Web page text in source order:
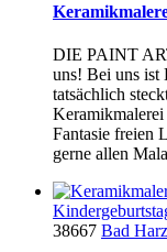
DIE PAINT
uns! Bei uns ist
tatsächlich
Fantasie freien
gerne allen
38667 Bad